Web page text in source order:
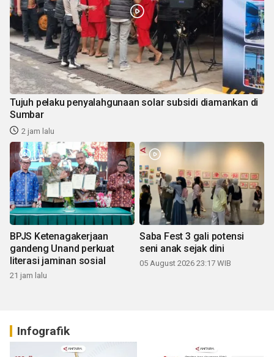
Tujuh pelaku penyalahgunaan solar subsidi diamankan di
Sumbar
2 jam lalu
BPJS Ketenagakerjaan
gandeng Unand perkuat
literasi jaminan sosial
21 jam lalu
Saba Fest 3 gali potensi
seni anak sejak dini
05 August 2026 23:17 WIB
Infografik